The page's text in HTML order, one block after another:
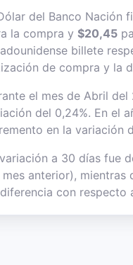
del Banco Nación
la compra y $20,45
billete
de compra y la
el mes de Abril
del 0,24%. En el
en la variación
a 30 días fue
mes anterior), mientras
con respecto